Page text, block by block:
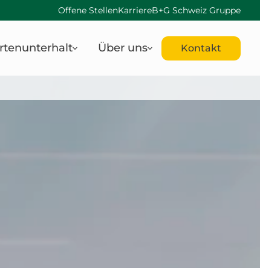
Offene StellenKarriereB+G Schweiz Gruppe
Über uns Kontakt